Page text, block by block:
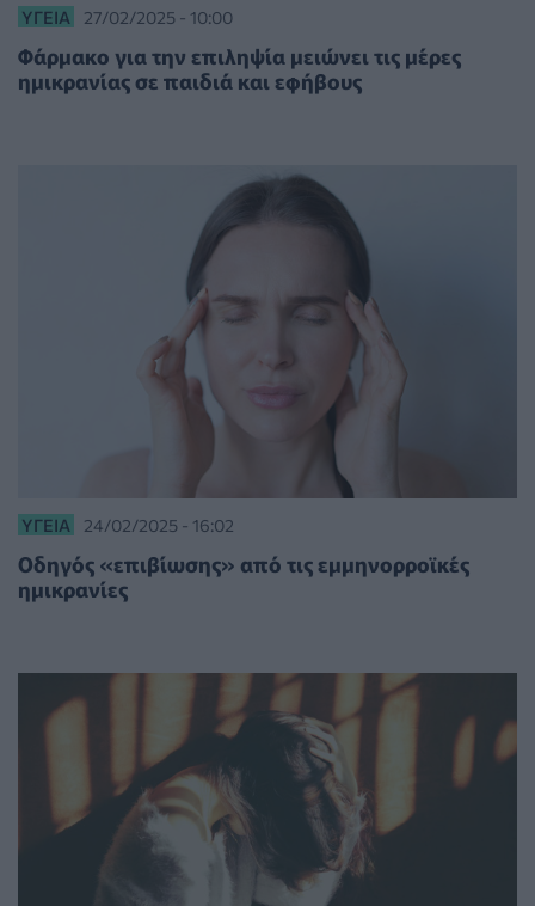
ΥΓΕΊΑ 27/02/2025 - 10:00
Φάρμακο για την επιληψία μειώνει τις μέρες
ημικρανίας σε παιδιά και εφήβους
ΥΓΕΊΑ 24/02/2025 - 16:02
Οδηγός «επιβίωσης» από τις εμμηνορροϊκές
ημικρανίες